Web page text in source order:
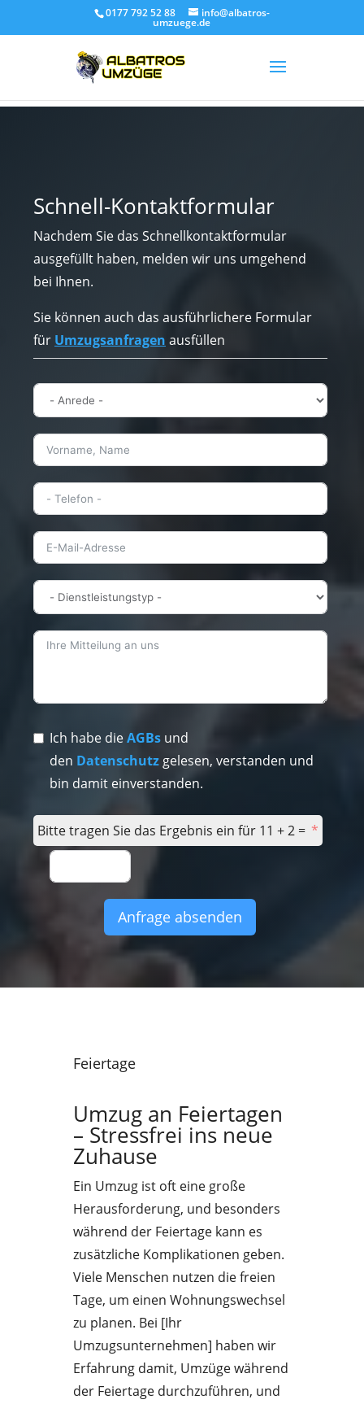
0177 792 52 88 info@albatros-
umzuege.de
Schnell-Kontaktformular
Nachdem Sie das Schnellkontaktformular
ausgefüllt haben, melden wir uns umgehend
bei Ihnen.
Sie können auch das ausführlichere Formular
für Umzugsanfragen ausfüllen
Ich habe dieAGBs und
den Datenschutzgelesen, verstanden und
bin damit einverstanden.
Bitte tragen Sie das Ergebnis ein für 11 + 2 =
Anfrage absenden
Feiertage
Umzug an Feiertagen
– Stressfrei ins neue
Zuhause
Ein Umzug ist oft eine große
Herausforderung, und besonders
während der Feiertage kann es
zusätzliche Komplikationen geben.
Viele Menschen nutzen die freien
Tage, um einen Wohnungswechsel
zu planen. Bei [Ihr
Umzugsunternehmen] haben wir
Erfahrung damit, Umzüge während
der Feiertage durchzuführen, und